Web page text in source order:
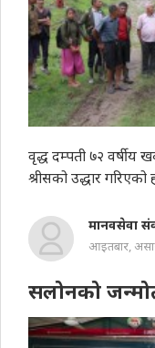
वृद्ध दम्पती ७२ वर्षीय
श्रीसको उद्धार गरिएको
मानवसेवा
आइतबार,
सलोनको